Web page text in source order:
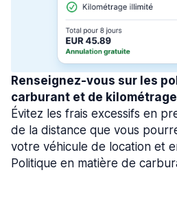
Renseignez-vous sur les
carburant et de kilométrage
Évitez les frais excessifs en
de la distance que vous
votre véhicule de location et
Politique en matière de